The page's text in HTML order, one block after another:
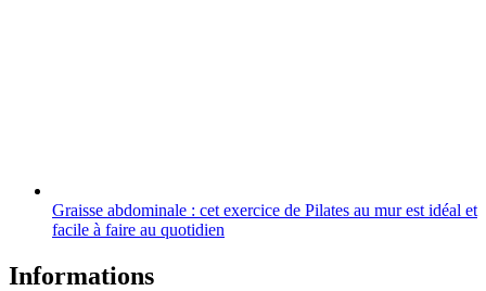
Graisse abdominale : cet exercice de Pilates au mur est idéal et
facile à faire au quotidien
Informations